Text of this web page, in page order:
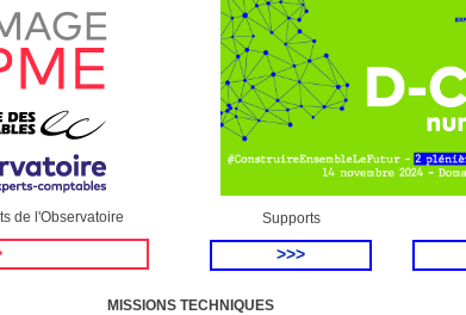
de l'Observatoire Supports
>>>
MISSIONS TECHNIQUES